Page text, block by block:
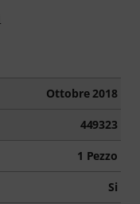
Ottobre 2018
449323
1 Pezzo
Si